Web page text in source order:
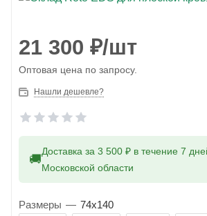
21 300 ₽/шт
Оптовая цена по запросу.
Нашли дешевле?
🚚
Доставка за 3 500 ₽ в течение 7
Московской области
Размеры — 74x140